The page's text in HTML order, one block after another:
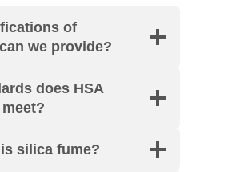
of
we provide?
does HSA
?
silica fume?